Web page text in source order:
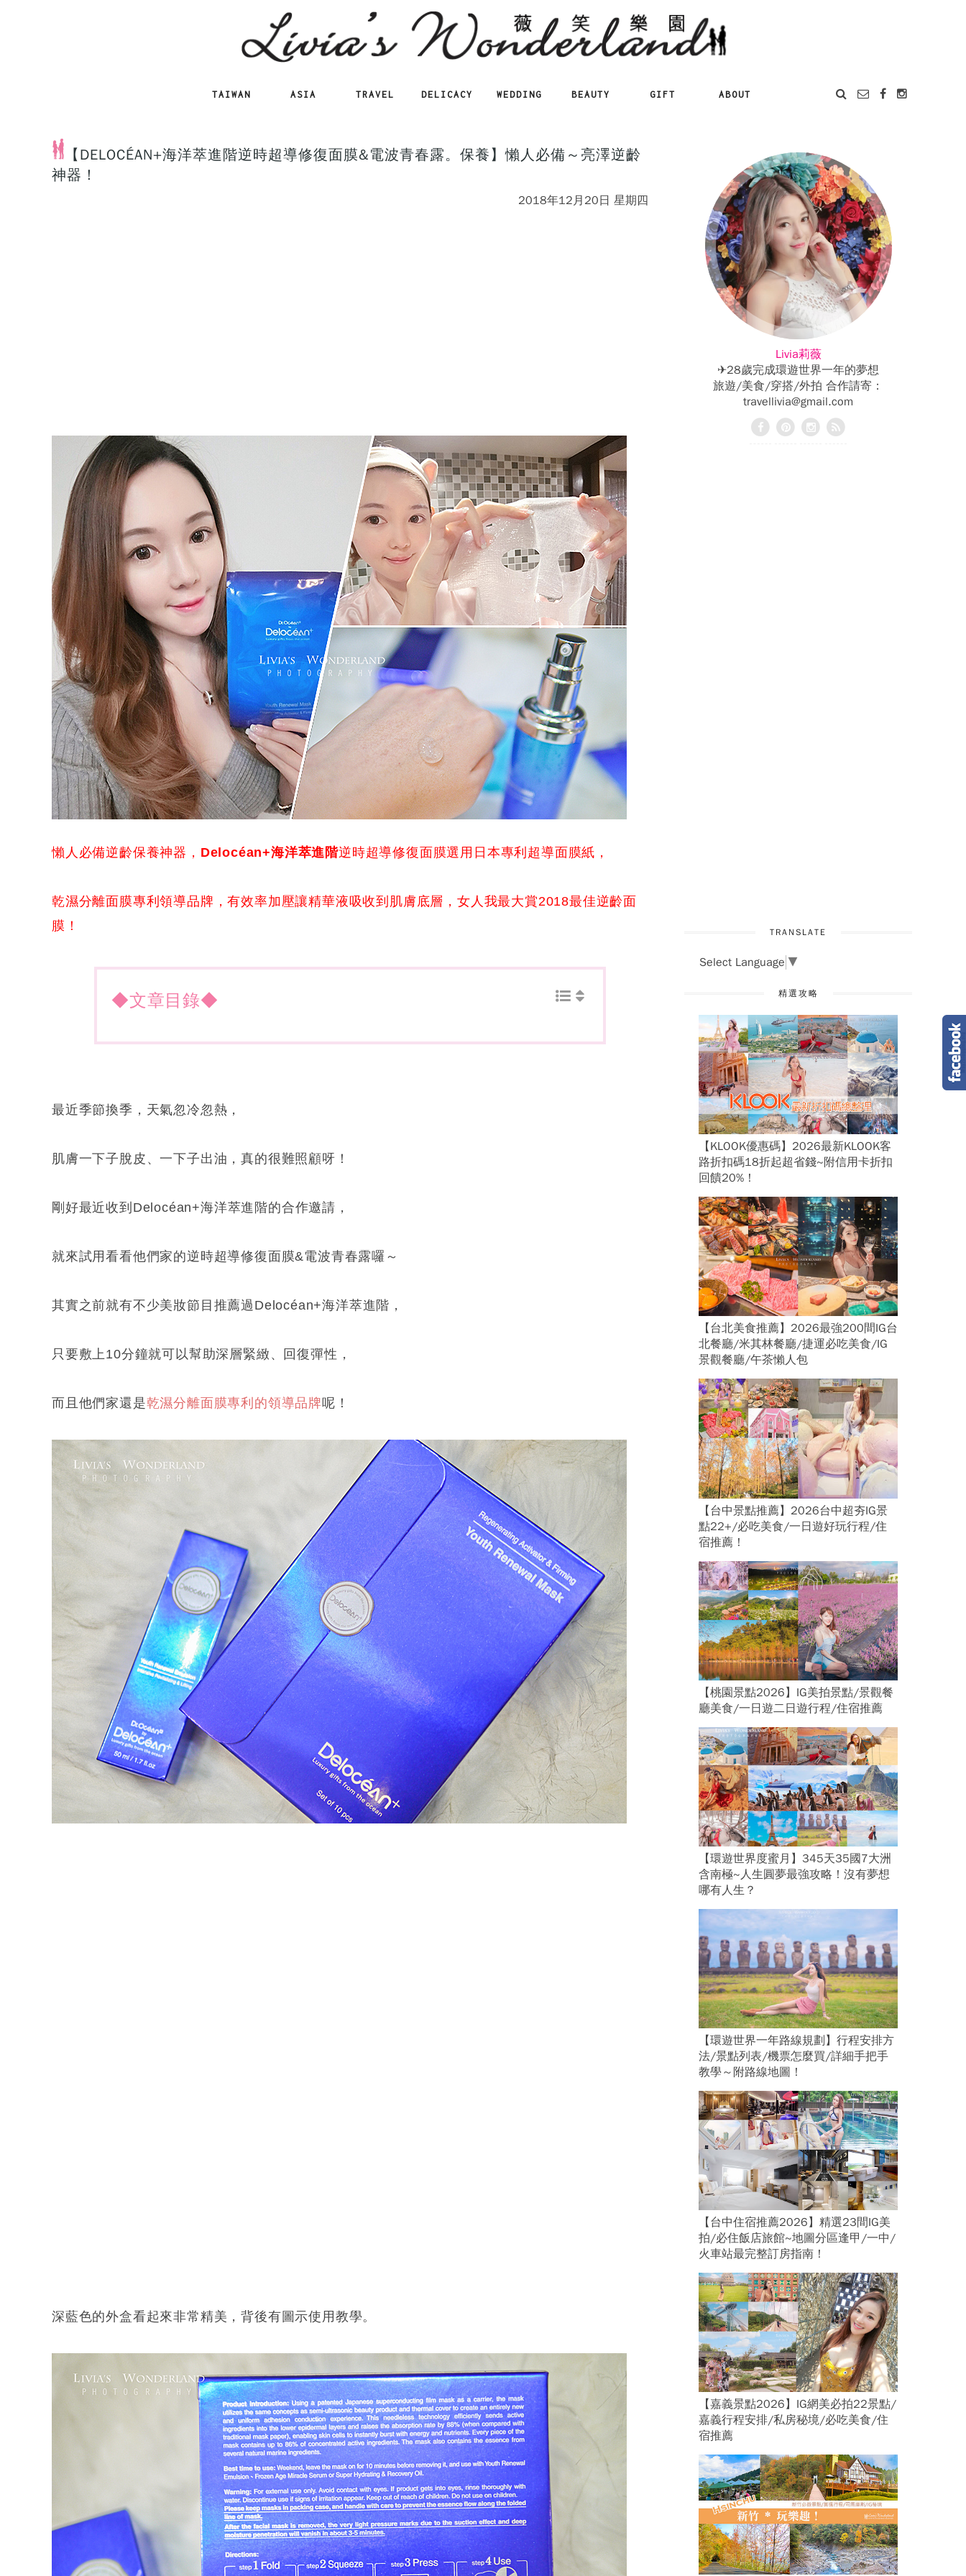
TAIWAN ASIA TRAVEL DELICACY WEDDING BEAUTY GIFT ABOUT
【DELOCÉAN+海洋萃進階逆時超導修復面膜&電波青春露。保養】懶人必備～亮澤逆齡
神器！
2018年12月20日 星期四
懶人必備逆齡保養神器， Delocéan+海洋萃進階逆時超導修復面膜選用日本專利超導面膜紙，
乾濕分離面膜專利領導品牌，有效率加壓讓精華液吸收到肌膚底層，女人我最大賞2018最佳逆齡面
膜！
◆文章目錄◆
最近季節換季，天氣忽冷忽熱，
肌膚一下子脫皮、一下子出油，真的很難照顧呀！
剛好最近收到Delocéan+海洋萃進階的合作邀請，
就來試用看看他們家的逆時超導修復面膜&電波青春露囉～
其實之前就有不少美妝節目推薦過Delocéan+海洋萃進階，
只要敷上10分鐘就可以幫助深層緊緻、回復彈性，
而且他們家還是乾濕分離面膜專利的領導品牌呢！
深藍色的外盒看起來非常精美，背後有圖示使用教學。
Livia莉薇
✈28歲完成環遊世界一年的夢想
旅遊/美食/穿搭/外拍 合作請寄：
travellivia@gmail.com
TRANSLATE
Select Language ▼
精選攻略
【KLOOK優惠碼】2026最新KLOOK客
路折扣碼18折起超省錢~附信用卡折扣
回饋20%！
【台北美食推薦】2026最強200間IG台
北餐廳/米其林餐廳/捷運必吃美食/IG
景觀餐廳/午茶懶人包
【台中景點推薦】2026台中超夯IG景
點22+/必吃美食/一日遊好玩行程/住
宿推薦！
【桃園景點2026】IG美拍景點/景觀餐
廳美食/一日遊二日遊行程/住宿推薦
【環遊世界度蜜月】345天35國7大洲
含南極~人生圓夢最強攻略！沒有夢想
哪有人生？
【環遊世界一年路線規劃】行程安排方
法/景點列表/機票怎麼買/詳細手把手
教學～附路線地圖！
【台中住宿推薦2026】精選23間IG美
拍/必住飯店旅館~地圖分區逢甲/一中/
火車站最完整訂房指南！
【嘉義景點2026】IG網美必拍22景點/
嘉義行程安排/私房秘境/必吃美食/住
宿推薦